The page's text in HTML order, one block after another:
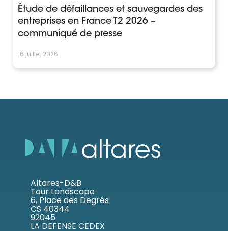
Étude de défaillances et sauvegardes des
entreprises en France T2 2026 –
communiqué de presse
16 juillet 2026
Altares-D&B
Tour Landscape
6, Place des Degrés
CS 40344
92045
LA DEFENSE CEDEX